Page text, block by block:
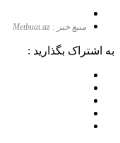
منبع خبر : Metbuat.az
به اشتراک بگذارید :